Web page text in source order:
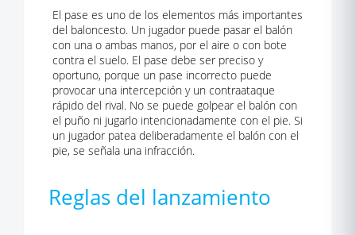
El pase es uno de los elementos más importantes
del baloncesto. Un jugador puede pasar el balón
con una o ambas manos, por el aire o con bote
contra el suelo. El pase debe ser preciso y
oportuno, porque un pase incorrecto puede
provocar una intercepción y un contraataque
rápido del rival. No se puede golpear el balón con
el puño ni jugarlo intencionadamente con el pie. Si
un jugador patea deliberadamente el balón con el
pie, se señala una infracción.
Reglas del lanzamiento